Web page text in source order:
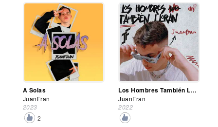
A Solas
JuanFran
2023
2
Los Hombres También Lloran
JuanFran
2022